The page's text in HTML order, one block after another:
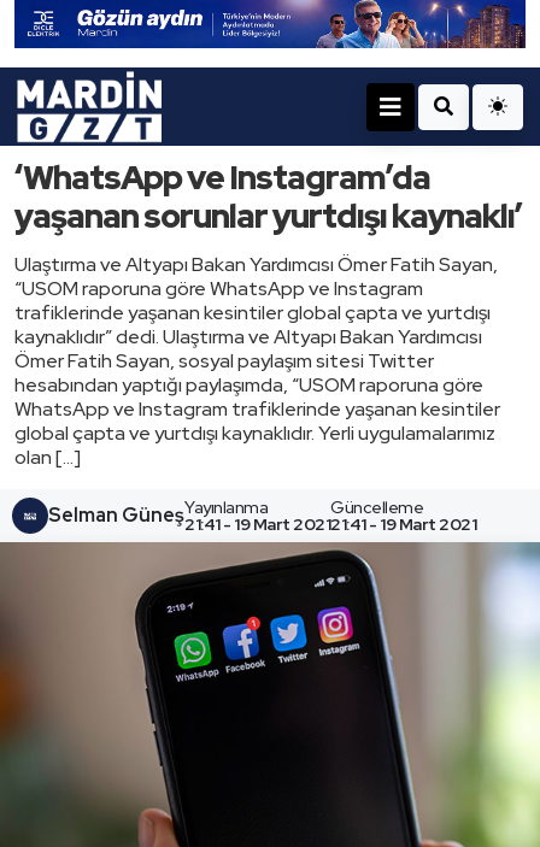
‘WhatsApp ve Instagram’da
yaşanan sorunlar yurtdışı kaynaklı’
Ulaştırma ve Altyapı Bakan Yardımcısı Ömer Fatih Sayan,
“USOM raporuna göre WhatsApp ve Instagram
trafiklerinde yaşanan kesintiler global çapta ve yurtdışı
kaynaklıdır” dedi. Ulaştırma ve Altyapı Bakan Yardımcısı
Ömer Fatih Sayan, sosyal paylaşım sitesi Twitter
hesabından yaptığı paylaşımda, “USOM raporuna göre
WhatsApp ve Instagram trafiklerinde yaşanan kesintiler
global çapta ve yurtdışı kaynaklıdır. Yerli uygulamalarımız
olan […]
Selman GüneşYayınlanma
21:41 - 19 Mart 2021
Güncelleme
21:41 - 19 Mart 2021